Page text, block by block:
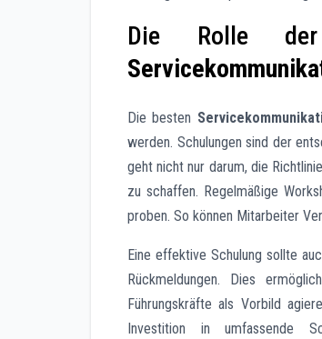
Die Rolle
Die besten
werden. Schulungen sind der
geht nicht nur darum, die
zu schaffen. Regelmäßige
proben. So können Mitarbeiter
Eine effektive Schulung sollte
Rückmeldungen. Dies
Führungskräfte als Vorbild
Investition in umfassende